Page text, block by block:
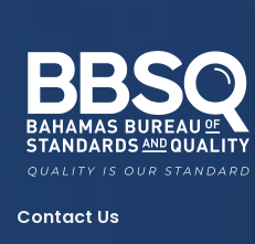
Contact Us